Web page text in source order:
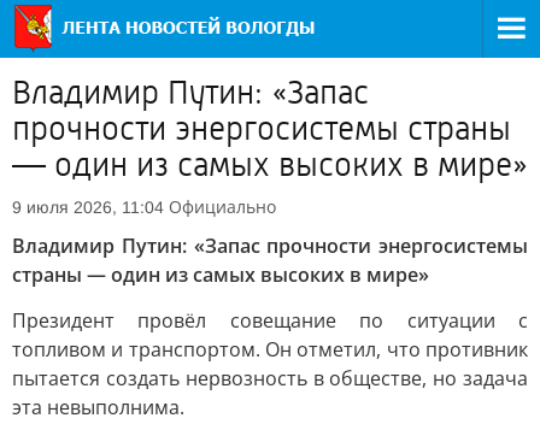
Владимир Путин: «Запас
прочности энергосистемы страны
— один из самых высоких в мире»
9 июля 2026, 11:04 Официально
Владимир Путин: «Запас прочности энергосистемы
страны — один из самых высоких в мире»
Президент провёл совещание по ситуации с
топливом и транспортом. Он отметил, что противник
пытается создать нервозность в обществе, но задача
эта невыполнима.